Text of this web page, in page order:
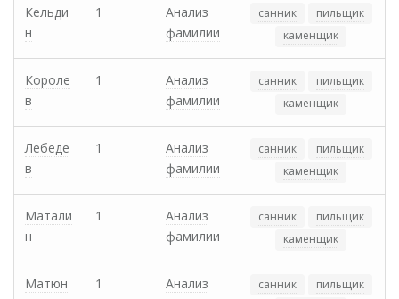
Кельди
н
1
Анализ
фамилии
санник
пильщик
каменщик
Короле
в
1
Анализ
фамилии
санник
пильщик
каменщик
Лебеде
в
1
Анализ
фамилии
санник
пильщик
каменщик
Матали
н
1
Анализ
фамилии
санник
пильщик
каменщик
Матюн
1
Анализ
санник пильщик